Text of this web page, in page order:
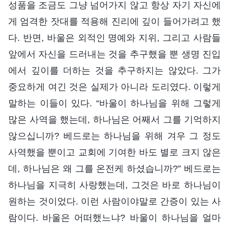
성품을 조금도 그냥 넘어가지 않고 항상 자기 자신에
게 엄격한 잣대를 적용해 진리에 깊이 들어가려고 했
다. 반면, 바울은 외적인 명예와 지위, 그리고 사람들
앞에서 자신을 드러내는 것을 추구했을 뿐 생명 진입
에서 깊이를 더하는 것을 추구하지는 않았다. 그가
중요하게 여긴 것은 실제가 아니라 도리였다. 이렇게
말하는 이들이 있다. “바울이 하나님을 위해 그렇게
많은 사역을 했는데, 하나님은 어째서 그를 기억하지
않으십니까? 베드로는 하나님을 위해 겨우 그 정도
사역했을 뿐이고 교회에 기여한 바도 별로 크지 않은
데, 하나님은 왜 그를 온전케 하셨습니까?” 베드로는
하나님을 지극히 사랑했는데, 그것은 바로 하나님이
원하는 것이었다. 이런 사람이야말로 간증이 있는 사
람이다. 바울은 어떠했느냐? 바울이 하나님을 얼마